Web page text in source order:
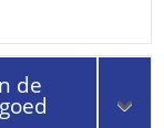
de